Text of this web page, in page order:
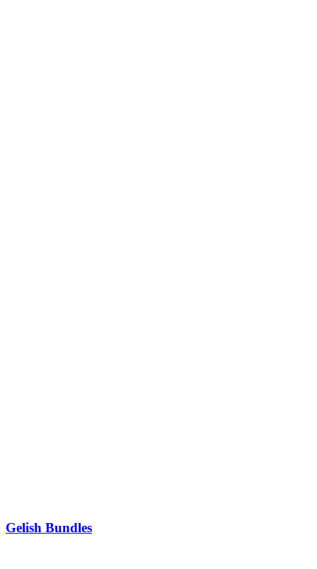
Gelish Bundles